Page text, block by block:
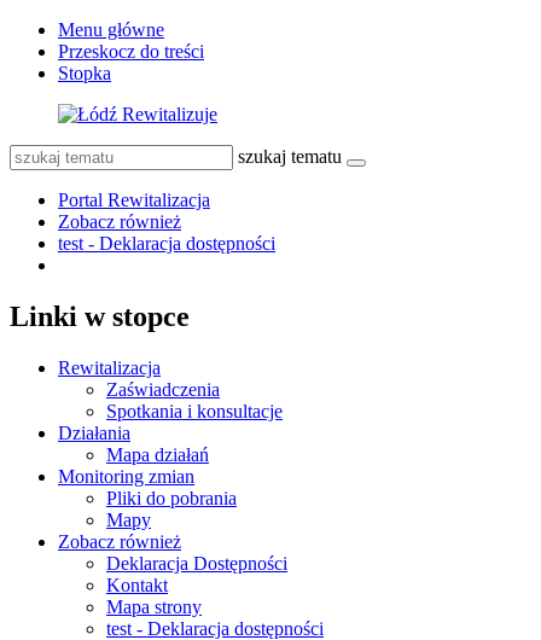
Menu główne
Przeskocz do treści
Stopka
szukaj tematu
Portal Rewitalizacja
Zobacz również
test - Deklaracja dostępności
Linki w stopce
Rewitalizacja
Zaświadczenia
Spotkania i konsultacje
Działania
Mapa działań
Monitoring zmian
Pliki do pobrania
Mapy
Zobacz również
Deklaracja Dostępności
Kontakt
Mapa strony
test - Deklaracja dostępności